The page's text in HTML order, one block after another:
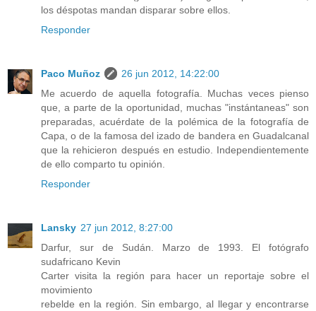
los déspotas mandan disparar sobre ellos.
Responder
Paco Muñoz
26 jun 2012, 14:22:00
Me acuerdo de aquella fotografía. Muchas veces pienso
que, a parte de la oportunidad, muchas "instántaneas" son
preparadas, acuérdate de la polémica de la fotografía de
Capa, o de la famosa del izado de bandera en Guadalcanal
que la rehicieron después en estudio. Independientemente
de ello comparto tu opinión.
Responder
Lansky 27 jun 2012, 8:27:00
Darfur, sur de Sudán. Marzo de 1993. El fotógrafo
sudafricano Kevin
Carter visita la región para hacer un reportaje sobre el
movimiento
rebelde en la región. Sin embargo, al llegar y encontrarse